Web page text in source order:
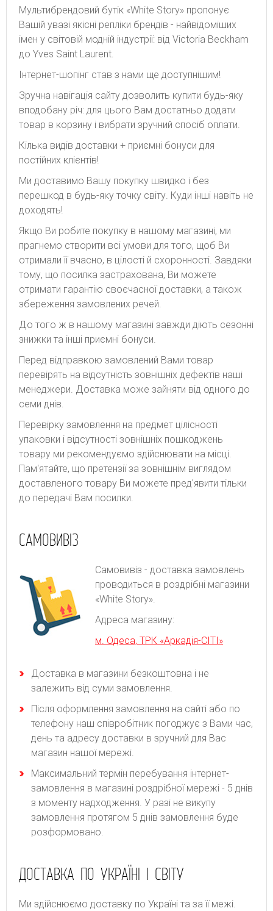
Мультибрендовий бутік «White Story» пропонує
Вашій увазі якісні репліки брендів - найвідоміших
імен у світовій модній індустрії: від Victoria Beckham
до Yves Saint Laurent.
Інтернет-шопінг став з нами ще доступнішим!
Зручна навігація сайту дозволить купити будь-яку
вподобану річ: для цього Вам достатньо додати
товар в корзину і вибрати зручний спосіб оплати.
Кілька видів доставки + приємні бонуси для
постійних клієнтів!
Ми доставимо Вашу покупку швидко і без
перешкод в будь-яку точку світу. Куди інші навіть не
доходять!
Якщо Ви робите покупку в нашому магазині, ми
прагнемо створити всі умови для того, щоб Ви
отримали її вчасно, в цілості й схоронності. Завдяки
тому, що посилка застрахована, Ви можете
отримати гарантію своєчасної доставки, а також
збереження замовлених речей.
До того ж в нашому магазині завжди діють сезонні
знижки та інші приємні бонуси.
Перед відправкою замовлений Вами товар
перевірять на відсутність зовнішніх дефектів наші
менеджери. Доставка може зайняти від одного до
семи днів.
Перевірку замовлення на предмет цілісності
упаковки і відсутності зовнішніх пошкоджень
товару ми рекомендуємо здійснювати на місці.
Пам'ятайте, що претензії за зовнішнім виглядом
доставленого товару Ви можете пред'явити тільки
до передачі Вам посилки.
САМОВИВІЗ
Самовивіз - доставка замовлень
проводиться в роздрібні магазини
«White Story».
Адреса магазину:
м. Одеса, ТРК «Аркадія-СІТІ»
Доставка в магазини безкоштовна і не
залежить від суми замовлення.
Після оформлення замовлення на сайті або по
телефону наш співробітник погоджує з Вами час,
день та адресу доставки в зручний для Вас
магазин нашої мережі.
Максимальний термін перебування інтернет-
замовлення в магазині роздрібної мережі - 5 днів
з моменту надходження. У разі не викупу
замовлення протягом 5 днів замовлення буде
розформовано.
ДОСТАВКА ПО УКРАЇНІ І СВІТУ
Ми здійснюємо доставку по Україні та за її межі.